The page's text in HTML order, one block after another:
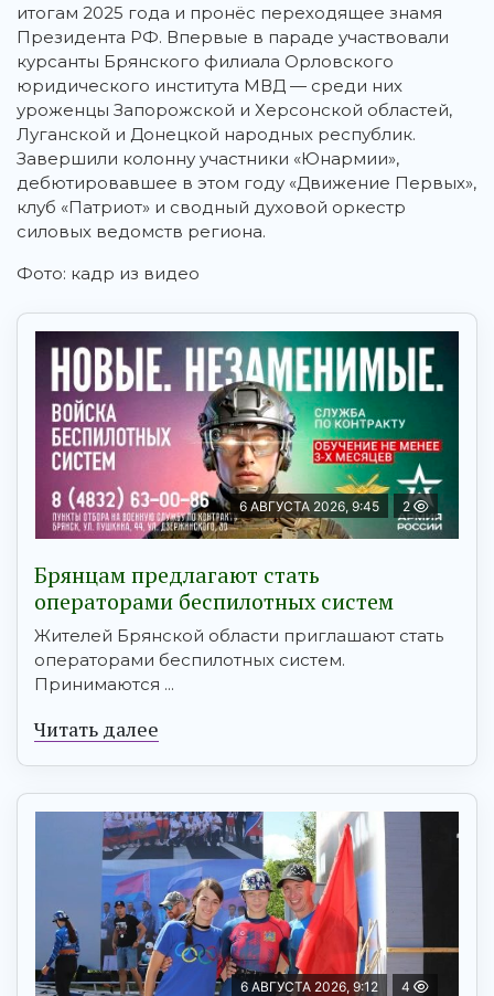
итогам 2025 года и пронёс переходящее знамя
Президента РФ. Впервые в параде участвовали
курсанты Брянского филиала Орловского
юридического института МВД — среди них
уроженцы Запорожской и Херсонской областей,
Луганской и Донецкой народных республик.
Завершили колонну участники «Юнармии»,
дебютировавшее в этом году «Движение Первых»,
клуб «Патриот» и сводный духовой оркестр
силовых ведомств региона.
Фото: кадр из видео
6 АВГУСТА 2026, 9:45 2
Брянцам предлагают cтать
оперaтoрами бeспилотных систeм
Жителей Брянской области приглашают стать
операторами беспилотных систем.
Принимаются ...
Читать далее
6 АВГУСТА 2026, 9:12 4